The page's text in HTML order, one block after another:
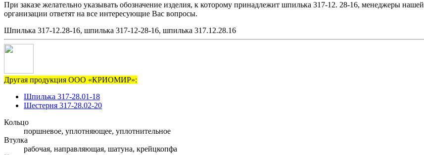
При заказе желательно указывать обозначение изделия, к которому принадлежит шпилька 317-12. 28-16, менеджеры нашей
организации ответят на все интересующие Вас вопросы.
Шпилька 317-12.28-16, шпилька 317-12-28-16, шпилька 317.12.28.16
Другая продукция ООО «КРИОМИР»:
Шпилька 317-28.01-18
Шестерня 317-28.02-20
Кольцо
поршневое, уплотняющее, уплотнительное
Втулка
рабочая, направляющая, шатуна, крейцкопфа